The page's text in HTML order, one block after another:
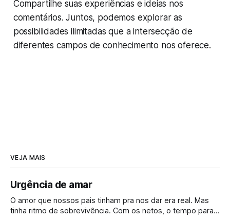
Compartilhe suas experiências e ideias nos
comentários. Juntos, podemos explorar as
possibilidades ilimitadas que a intersecção de
diferentes campos de conhecimento nos oferece.
VEJA MAIS
Urgência de amar
O amor que nossos pais tinham pra nos dar era real. Mas
tinha ritmo de sobrevivência. Com os netos, o tempo para.